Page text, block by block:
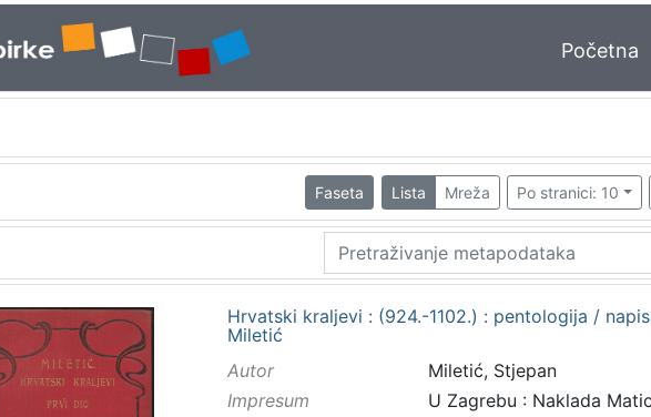
Početna
Faseta Lista Mreža Po stranici: 10
Hrvatski kraljevi : (924.-1102.) : pentologija /
Miletić
Autor
Miletić, Stjepan
Impresum
U Zagrebu : Naklada